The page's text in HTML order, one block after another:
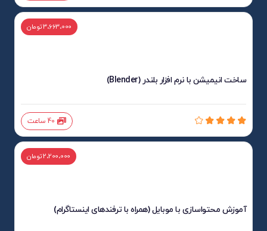
3،663،000 تومان
ساخت انیمیشن با نرم افزار بلندر (Blender)
40 ساعت
2،200،000 تومان
آموزش محتواسازی با موبایل (همراه با ترفندهای اینستاگرام)